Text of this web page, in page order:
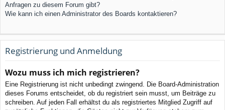
Anfragen zu diesem Forum gibt?
Wie kann ich einen Administrator des Boards kontaktieren?
Registrierung und Anmeldung
Wozu muss ich mich registrieren?
Eine Registrierung ist nicht unbedingt zwingend. Die Board-Administration
dieses Forums entscheidet, ob du registriert sein musst, um Beiträge zu
schreiben. Auf jeden Fall erhältst du als registriertes Mitglied Zugriff auf